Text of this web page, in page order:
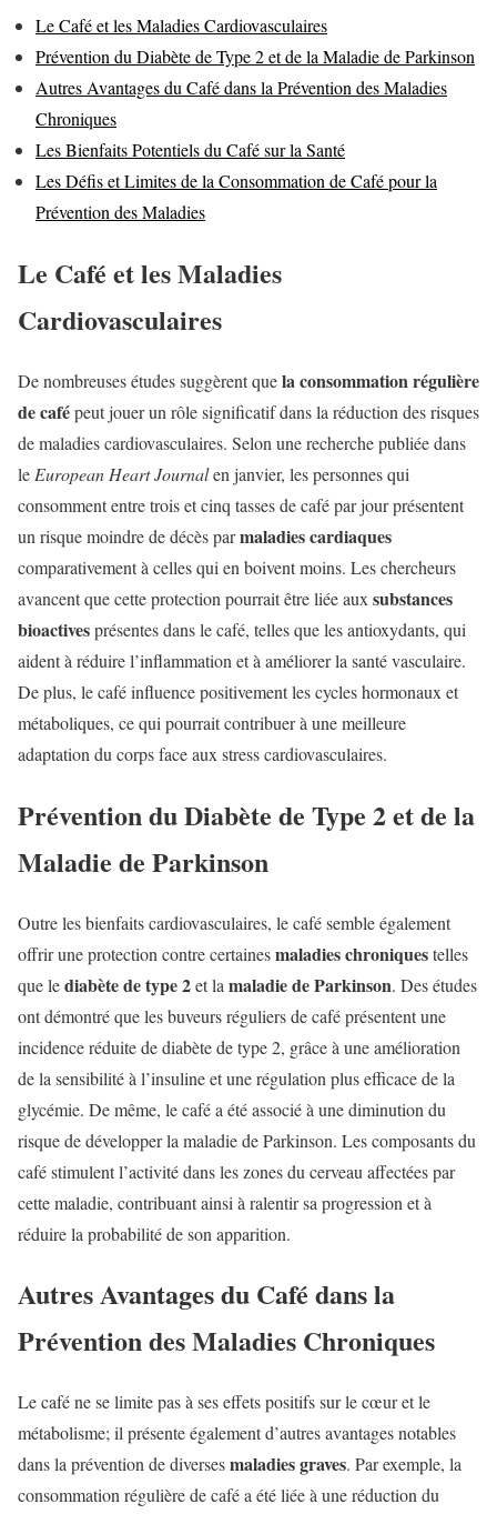
Le Café et les Maladies Cardiovasculaires
Prévention du Diabète de Type 2 et de la Maladie de Parkinson
Autres Avantages du Café dans la Prévention des Maladies
Chroniques
Les Bienfaits Potentiels du Café sur la Santé
Les Défis et Limites de la Consommation de Café pour la
Prévention des Maladies
Le Café et les Maladies
Cardiovasculaires
De nombreuses études suggèrent quela consommation régulière
de cafépeut jouer un rôle significatif dans la réduction des risques
de maladies cardiovasculaires. Selon une recherche publiée dans
le European Heart Journalen janvier, les personnes qui
consomment entre trois et cinq tasses de café par jour présentent
un risque moindre de décès parmaladies cardiaques
comparativement à celles qui en boivent moins. Les chercheurs
avancent que cette protection pourrait être liée aux substances
bioactivesprésentes dans le café, telles que les antioxydants, qui
aident à réduire l’inflammation et à améliorer la santé vasculaire.
De plus, le café influence positivement les cycles hormonaux et
métaboliques, ce qui pourrait contribuer à une meilleure
adaptation du corps face aux stress cardiovasculaires.
Prévention du Diabète de Type 2 et de la
Maladie de Parkinson
Outre les bienfaits cardiovasculaires, le café semble également
offrir une protection contre certainesmaladies chroniquestelles
que lediabète de type 2et la maladie de Parkinson. Des études
ont démontré que les buveurs réguliers de café présentent une
incidence réduite de diabète de type 2, grâce à une amélioration
de la sensibilité à l’insuline et une régulation plus efficace de la
glycémie. De même, le café a été associé à une diminution du
risque de développer la maladie de Parkinson. Les composants du
café stimulent l’activité dans les zones du cerveau affectées par
cette maladie, contribuant ainsi à ralentir sa progression et à
réduire la probabilité de son apparition.
Autres Avantages du Café dans la
Prévention des Maladies Chroniques
Le café ne se limite pas à ses effets positifs sur le cœur et le
métabolisme; il présente également d’autres avantages notables
dans la prévention de diversesmaladies graves. Par exemple, la
consommation régulière de café a été liée à une réduction du